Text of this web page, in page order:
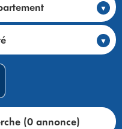
(0 annonce)